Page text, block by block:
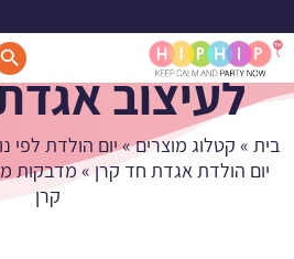
מדבקות
לעיצוב
בית » קטלוג מוצרים»יום הולדת לפי
יום הולדת אגדת חד קרן »מדבקות
קרן